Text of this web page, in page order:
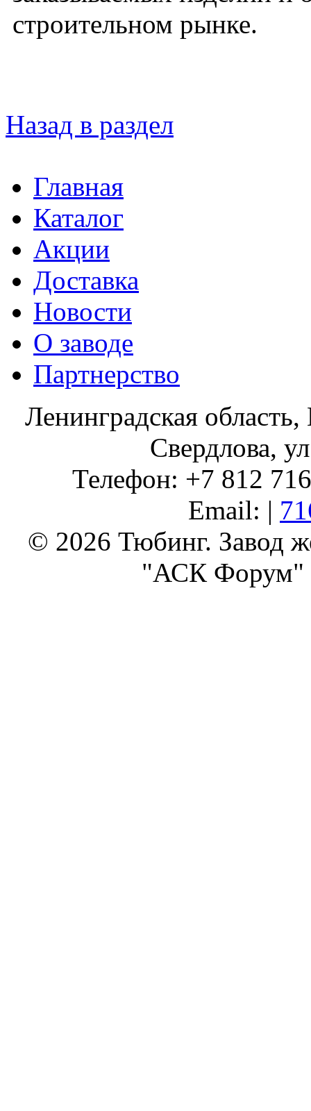
строительном рынке.
Назад в раздел
Главная
Каталог
Акции
Доставка
Новости
О заводе
Партнерство
Ленинградская
Свердлова,
Телефон: +7 812
Email: |
© 2026 Тюбинг. Завод
"АСК Форум"